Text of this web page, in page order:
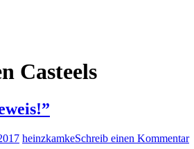
Casteels
heinzkamkeSchreib einen Kommentar